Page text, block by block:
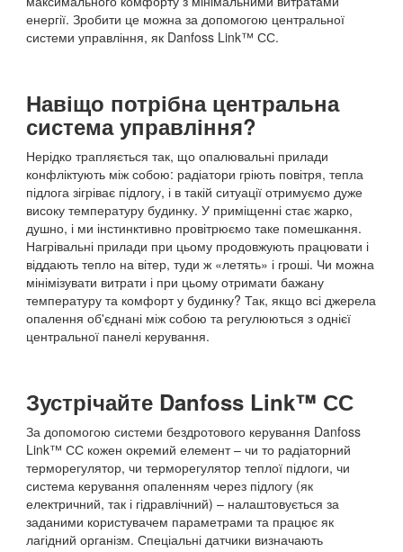
енергії. Зробити це можна за допомогою центральної
системи управління, як Danfoss Link™ СС.
Навіщо потрібна центральна
система управління?
Нерідко трапляється так, що опалювальні прилади
конфліктують між собою: радіатори гріють повітря, тепла
підлога зігріває підлогу, і в такій ситуації отримуємо дуже
високу температуру будинку. У приміщенні стає жарко,
душно, і ми інстинктивно провітрюємо таке помешкання.
Нагрівальні прилади при цьому продовжують працювати і
віддають тепло на вітер, туди ж «летять» і гроші. Чи можна
мінімізувати витрати і при цьому отримати бажану
температуру та комфорт у будинку? Так, якщо всі джерела
опалення об'єднані між собою та регулюються з однієї
центральної панелі керування.
Зустрічайте Danfoss Link™ СС
За допомогою системи бездротового керування Danfoss
Link™ СС кожен окремий елемент – чи то радіаторний
терморегулятор, чи терморегулятор теплої підлоги, чи
система керування опаленням через підлогу (як
електричний, так і гідравлічний) – налаштовується за
заданими користувачем параметрами та працює як
лагідний організм. Спеціальні датчики визначають